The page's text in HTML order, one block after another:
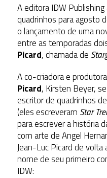
A editora IDW
quadrinhos para agosto
o lançamento de uma
entre as temporadas
Picard, chamada de
A co-criadora e
Picard, Kirsten Beyer,
escritor de quadrinhos de
(eles escreveram Star
para escrever a história
com arte de Angel
Jean-Luc Picard de
nome de seu primeiro
IDW: